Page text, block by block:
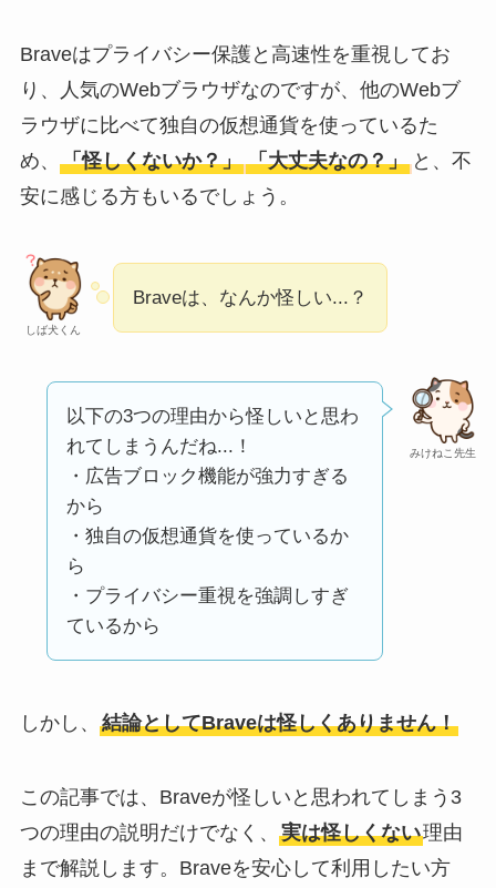
【怪しい？】TikTok
Liteの口コミ・評判
実際どう？
ユリカコーポレーシ
ミ・評価が正直ヤバ
いって本当？
社TAPPの口コミ・評
判は実際どう？
Temuは怪しい？口コ
いって本当？
Braveはプライバシー保護と高速性を重視してお
り、人気のWebブラウザなのですが、他のWebブ
ラウザに比べて独自の仮想通貨を使っているた
め、 「怪しくないか？」 「大丈夫なの？」 と、不
安に感じる方もいるでしょう。
しば犬くん
Braveは、なんか怪しい...？
みけねこ先生
以下の3つの理由から怪しいと思わ
れてしまうんだね...！
・広告ブロック機能が強力すぎる
から
・独自の仮想通貨を使っているか
ら
・プライバシー重視を強調しすぎ
ているから
しかし、 結論としてBraveは怪しくありません！
この記事では、Braveが怪しいと思われてしまう3
つの理由の説明だけでなく、 実は怪しくない理由
まで解説します。Braveを安心して利用したい方